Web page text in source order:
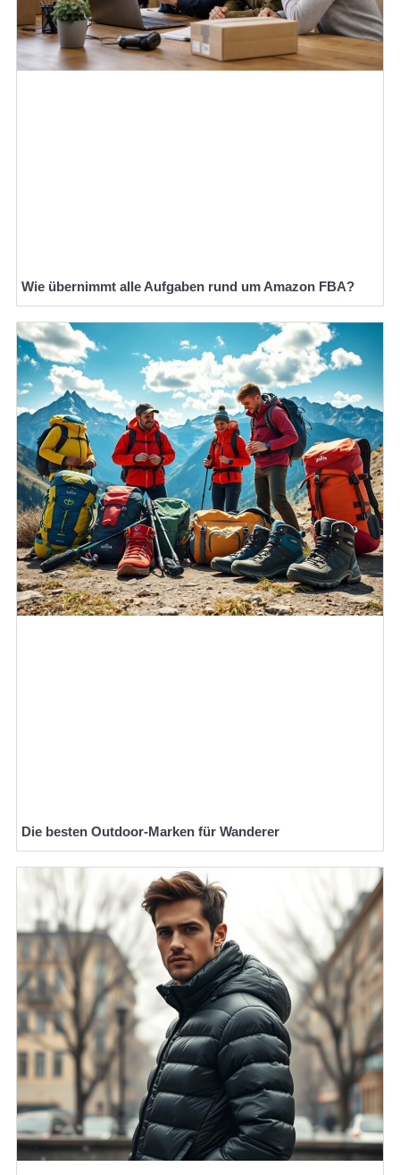
Wie übernimmt alle Aufgaben rund um Amazon FBA?
Die besten Outdoor-Marken für Wanderer